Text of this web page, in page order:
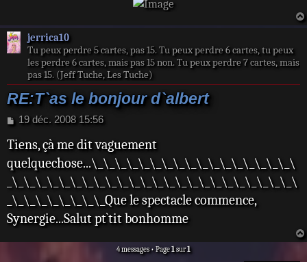
jerrica10
Tu peux perdre 5 cartes, pas 15. Tu peux perdre 6 cartes, tu peux
les perdre 6 cartes, mais pas 15 non. Tu peux perdre 7 cartes, mais
pas 15. (Jeff Tuche, Les Tuche)
RE:T`as le bonjour d`albert
M
s
a
g
19 déc. 2008 15:56
Tiens, çà me dit vaguement
quelquechose...\_\_\_\_\_\_\_\_\_\_\_\_\_\_\_\_\_\
_\_\_\_\_\_\_\_\_\_\_\_\_\_\_\_\_\_\_\_\_\_\_\_\_\
_\_\_\_\_\_\_\_\_Que le spectacle commence,
Synergie...Salut pt`tit bonhomme
4 messages • Page1sur1